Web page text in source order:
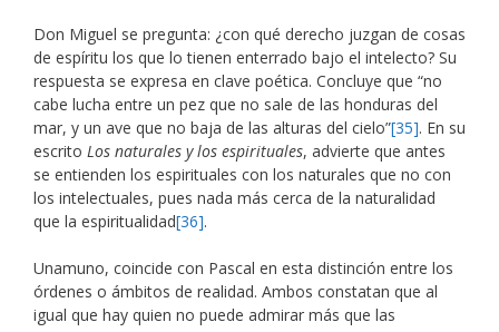
Don Miguel se pregunta: ¿con qué derecho juzgan de cosas
de espíritu los que lo tienen enterrado bajo el intelecto? Su
respuesta se expresa en clave poética. Concluye que “no
cabe lucha entre un pez que no sale de las honduras del
mar, y un ave que no baja de las alturas del cielo”[35]. En su
escrito Los naturales y los espirituales, advierte que antes
se entienden los espirituales con los naturales que no con
los intelectuales, pues nada más cerca de la naturalidad
que la espiritualidad[36].
Unamuno, coincide con Pascal en esta distinción entre los
órdenes o ámbitos de realidad. Ambos constatan que al
igual que hay quien no puede admirar más que las